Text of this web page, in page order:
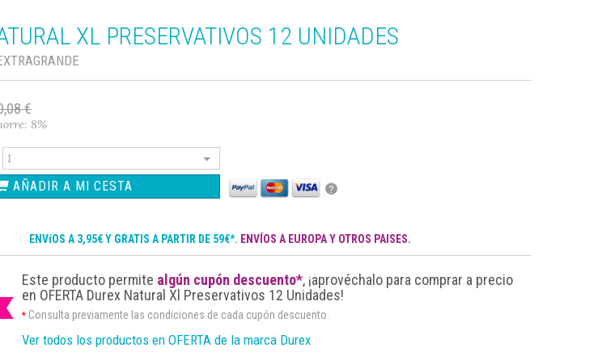
XL PRESERVATIVOS 12 UNIDADES
€
8%
AÑADIR A MI CESTA ?
ENVíOS A 3,95€ Y GRATIS A PARTIR DE 59€*. ENVÍOS A EUROPA Y OTROS PAISES.
Este producto permite algún cupón descuento*, ¡aprovéchalo para comprar a precio
en OFERTA Durex Natural Xl Preservativos 12 Unidades!
* Consulta previamente las condiciones de cada cupón descuento.
Ver todos los productos en OFERTA de la marca Durex